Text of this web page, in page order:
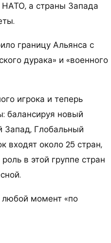
НАТО, а страны Запада
границу Альянса с
дурака» и «военного
игрока и теперь
балансируя новый
Запад, Глобальный
входят около 25 стран,
в этой группе стран
любой момент «по